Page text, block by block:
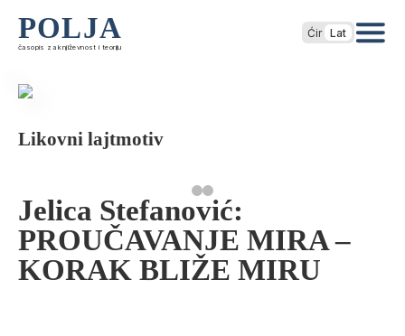
POLJA
časopis za književnost i teoriju
Ćir Lat
Likovni lajtmotiv
Jelica Stefanović:
PROUČAVANJE MIRA –
KORAK BLIŽE MIRU